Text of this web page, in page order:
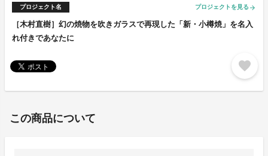
プロジェクト名 プロジェクトを見る arrow_forward
［木村直樹］幻の焼物を吹きガラスで再現した「新・小樽焼」を名入
れ付きであなたに
favorite
この商品について